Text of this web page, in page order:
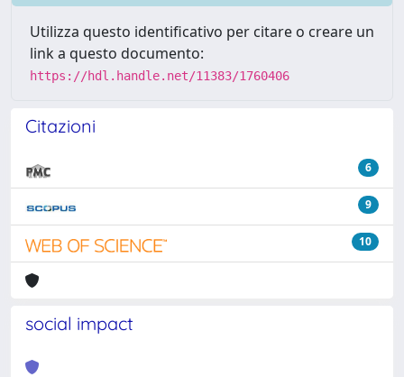
Utilizza questo identificativo per citare o creare un
link a questo documento:
https://hdl.handle.net/11383/1760406
Citazioni
6
9
10
social impact